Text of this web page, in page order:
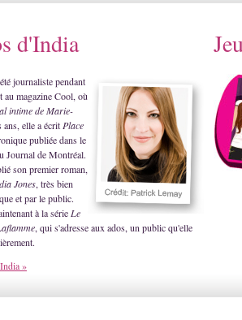
d'India
journaliste pendant
au magazine Cool, où
intime de Marie-
ans, elle a écrit Place
publiée dans le
Journal de Montréal.
son premier roman,
Jones, très bien
et par le public.
à la série Le
, qui s'adresse aux ados, un public qu'elle
»